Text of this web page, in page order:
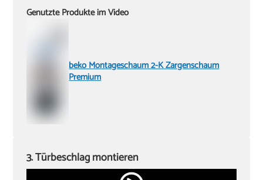
Genutzte Produkte im Video
beko Montageschaum 2-K Zargenschaum
Premium
3. Türbeschlag montieren